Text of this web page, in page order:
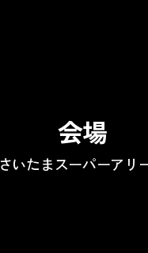
会場
さいたまスーパーアリ